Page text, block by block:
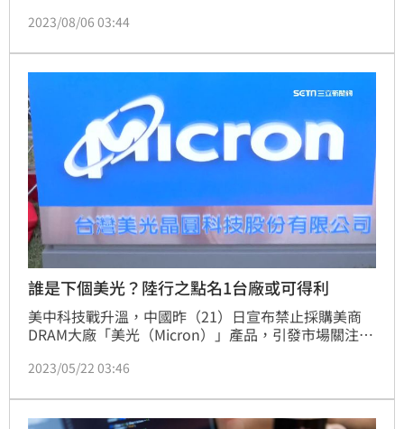
達3小時的專訪中提到當年拿到蘋果、輝達等大客戶訂
「機率不大」。
2023/08/06 03:44
誰是下個美光？陸行之點名1台廠或可得利
美中科技戰升溫，中國昨（21）日宣布禁止採購美商
DRAM大廠「美光（Micron）」產品，引發市場關注。
括三星、海力士是否能補足缺口，而台灣南亞科技是否
者：王翊綺）
2023/05/22 03:46